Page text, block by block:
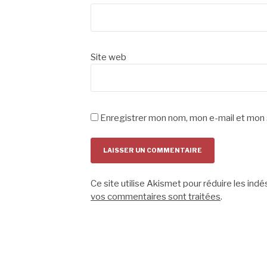
Site web
Enregistrer mon nom, mon e-mail et
Ce site utilise Akismet pour réduire les
vos commentaires sont traitées.